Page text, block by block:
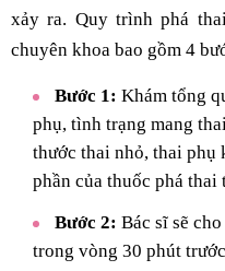
xảy ra. Quy trình phá
chuyên khoa bao gồm 4
Bước 1: Khám tổng
phụ, tình trạng mang
thước thai nhỏ, thai phụ
phần của thuốc phá
Bước 2: Bác sĩ sẽ
trong vòng 30 phút